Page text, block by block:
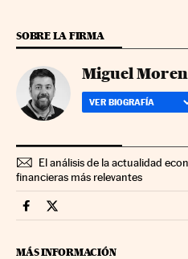
SOBRE LA FIRMA
Miguel
VER BIOGRAFÍA
El análisis de la actualidad
financieras más relevantes
Mercados Financieros Cinco
Mercados Financieros
MÁS INFORMACIÓN